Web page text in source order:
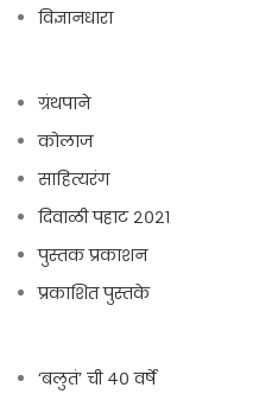
विज्ञानधारा
ग्रंथपाने
कोलाज
साहित्यरंग
दिवाळी पहाट २०२१
पुस्तक प्रकाशन
प्रकाशित पुस्तके
‘बलुतं’ ची ४० वर्षे